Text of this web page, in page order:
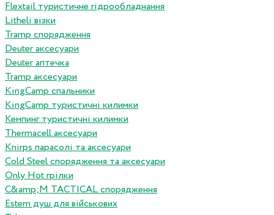
Flextail туристичне гідрообладнання
Litheli візки
Tramp спорядження
Deuter аксесуари
Deuter аптечка
Tramp аксесуари
KingCamp спальники
KingCamp туристичні килимки
Кемпинг туристичні килимки
Thermacell аксесуари
Knirps парасолі та аксесуари
Cold Steel спорядження та аксесуари
Only Hot грілки
C&amp;M TACTICAL спорядження
Estem душ для військових